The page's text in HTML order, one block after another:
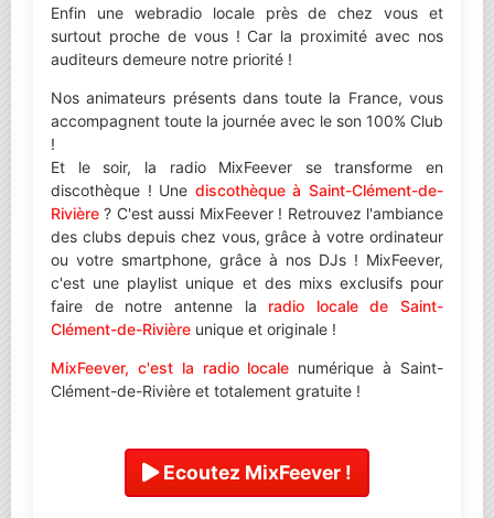
Enfin une webradio locale près de chez vous et
surtout proche de vous ! Car la proximité avec nos
auditeurs demeure notre priorité !
Nos animateurs présents dans toute la France, vous
accompagnent toute la journée avec le son 100% Club
!
Et le soir, la radio MixFeever se transforme en
discothèque ! Une discothèque à Saint-Clément-de-
Rivière ? C'est aussi MixFeever ! Retrouvez l'ambiance
des clubs depuis chez vous, grâce à votre ordinateur
ou votre smartphone, grâce à nos DJs ! MixFeever,
c'est une playlist unique et des mixs exclusifs pour
faire de notre antenne la radio locale de Saint-
Clément-de-Rivière unique et originale !
MixFeever, c'est la radio locale numérique à Saint-
Clément-de-Rivière et totalement gratuite !
Ecoutez MixFeever !